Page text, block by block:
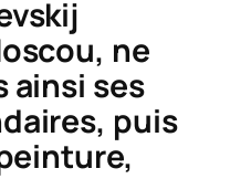
ne
ainsi ses
puis